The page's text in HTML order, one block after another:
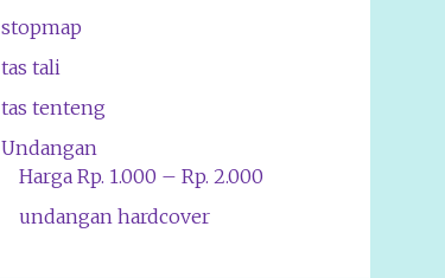
stopmap
tas tali
tas tenteng
Undangan
Harga Rp. 1.000 – Rp. 2.000
undangan hardcover